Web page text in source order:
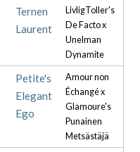
Ternen
Laurent
LivligToller's
De Facto x
Unelman
Dynamite
Petite's
Elegant
Ego
Amour non
Échangé x
Glamoure's
Punainen
Metsästäjä